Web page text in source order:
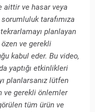
aittir ve hasar veya
tarafımıza
planlayan
ve gerekli
kabul eder. Bu video,
yaptığı etkinlikleri
planlarsanız lütfen
ve gerekli önlemler
tüm ürün ve